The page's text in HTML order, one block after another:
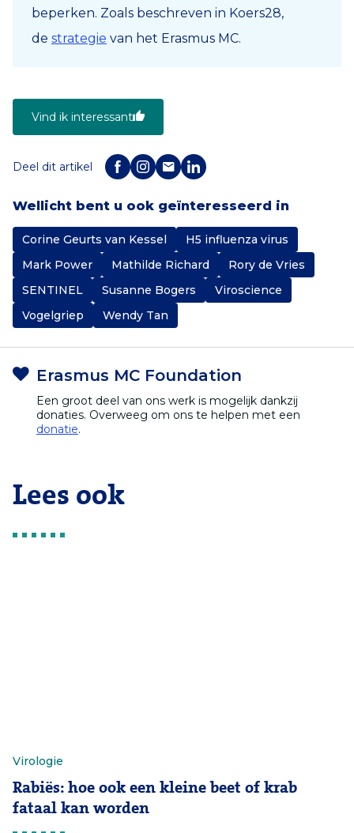
beperken. Zoals beschreven in Koers28,
de strategie van het Erasmus MC.
Vind ik interessant
Deel dit artikel
Wellicht bent u ook geïnteresseerd in
Corine Geurts van Kessel
H5 influenza virus
Mark Power
Mathilde Richard
Rory de Vries
SENTINEL
Susanne Bogers
Viroscience
Vogelgriep
Wendy Tan
Erasmus MC Foundation
Een groot deel van ons werk is mogelijk dankzij
donaties. Overweeg om ons te helpen met een
donatie.
Lees ook
Virologie
Rabiës: hoe ook een kleine beet of krab
fataal kan worden